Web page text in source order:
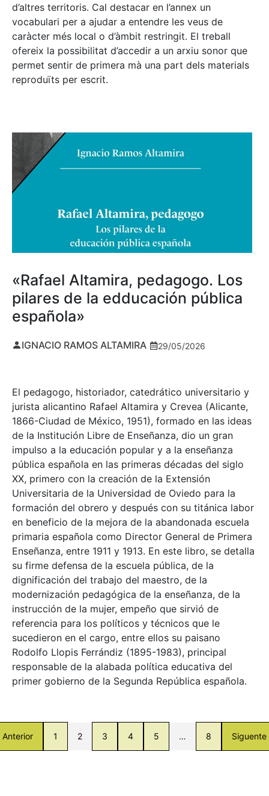
d’altres territoris. Cal destacar en l’annex un
vocabulari per a ajudar a entendre les veus de
caràcter més local o d’àmbit restringit. El treball
ofereix la possibilitat d’accedir a un arxiu sonor que
permet sentir de primera mà una part dels materials
reproduïts per escrit.
«Rafael Altamira, pedagogo. Los
pilares de la edducación pública
española»
IGNACIO RAMOS ALTAMIRA 29/05/2026
El pedagogo, historiador, catedrático universitario y
jurista alicantino Rafael Altamira y Crevea (Alicante,
1866-Ciudad de México, 1951), formado en las ideas
de la Institución Libre de Enseñanza, dio un gran
impulso a la educación popular y a la enseñanza
pública española en las primeras décadas del siglo
XX, primero con la creación de la Extensión
Universitaria de la Universidad de Oviedo para la
formación del obrero y después con su titánica labor
en beneficio de la mejora de la abandonada escuela
primaria española como Director General de Primera
Enseñanza, entre 1911 y 1913. En este libro, se detalla
su firme defensa de la escuela pública, de la
dignificación del trabajo del maestro, de la
modernización pedagógica de la enseñanza, de la
instrucción de la mujer, empeño que sirvió de
referencia para los políticos y técnicos que le
sucedieron en el cargo, entre ellos su paisano
Rodolfo Llopis Ferrándiz (1895-1983), principal
responsable de la alabada política educativa del
primer gobierno de la Segunda República española.
Anterior 1 2 3 4 5 … 8 Siguente